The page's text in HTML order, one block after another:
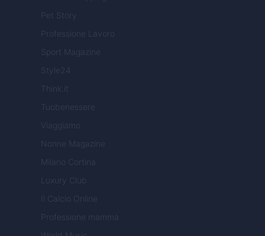
Pet Story
Professione Lavoro
Sport Magazine
Style24
Think.it
Tuobenessere
Viaggiamo
Nonne Magazine
Milano Cortina
Luxury Club
Il Calcio Online
Professione mamma